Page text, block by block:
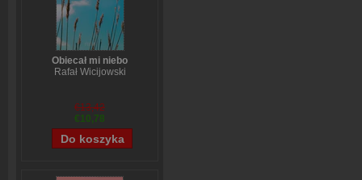
Obiecał mi niebo
Rafał Wicijowski
€13,42
€10,78